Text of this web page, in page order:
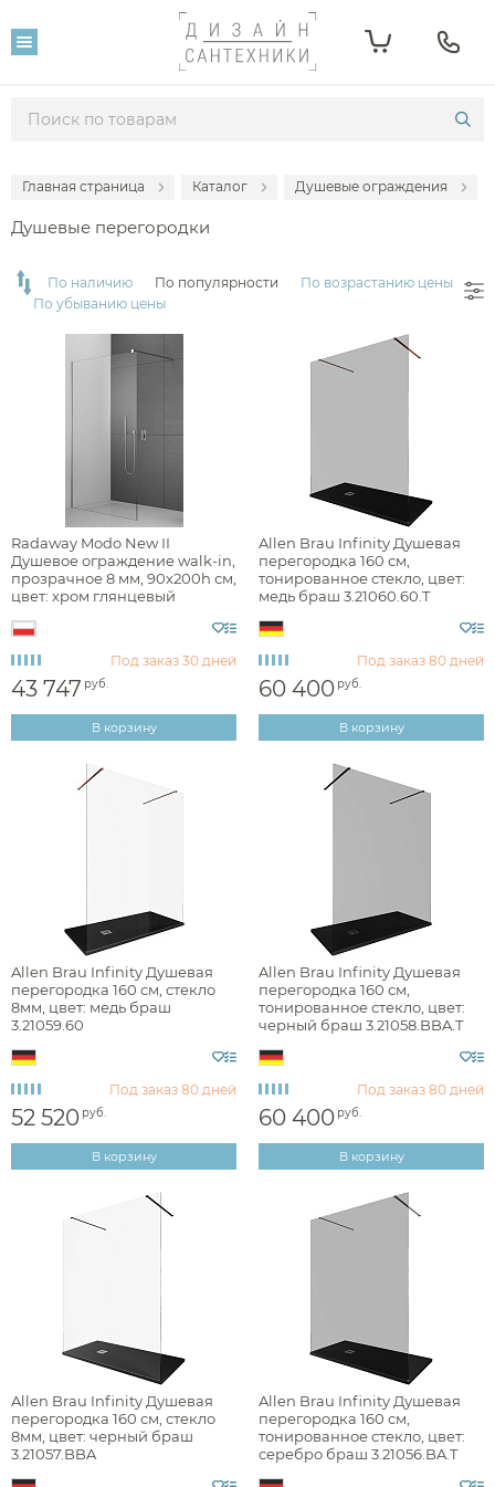
Главная страница Каталог Душевые ограждения
Душевые перегородки
Фильтр
12 240 287 710
Производитель
Abber
Am.Pm
Berges
Burlington
Hafro
Ideal Standard
Novellini
RGW
Vegas Glass
Vincea
Цвет
хром
белый
графит
золото
медь
серебро
Фактура
глянцевая
матовая
Стилистика дизайна
По наличию По популярности
По возрастанию цены
По убыванию цены
Radaway Modo New II
Душевое ограждение walk-in,
прозрачное 8 мм, 90х200h см,
цвет: хром глянцевый
Под заказ 30 дней
43 747 руб.
В корзину
Allen Brau Infinity Душевая
перегородка 160 см,
тонированное стекло, цвет:
медь браш 3.21060.60.T
Под заказ 80 дней
60 400 руб.
В корзину
Allen Brau Infinity Душевая
перегородка 160 см, стекло
8мм, цвет: медь браш
3.21059.60
Под заказ 80 дней
52 520 руб.
В корзину
Allen Brau Infinity Душевая
перегородка 160 см,
тонированное стекло, цвет:
черный браш 3.21058.BBA.T
Под заказ 80 дней
60 400 руб.
В корзину
Allen Brau Infinity Душевая
перегородка 160 см, стекло
8мм, цвет: черный браш
3.21057.BBA
Allen Brau Infinity Душевая
перегородка 160 см,
тонированное стекло, цвет:
серебро браш 3.21056.BA.T